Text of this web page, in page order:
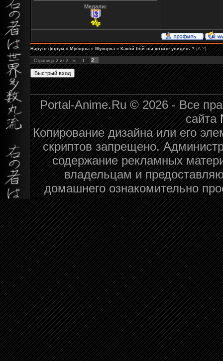
Медали:
Наруто форум » Мусорка » Мусорка » Какой бой вы хотите увидеть ? (А ?)
Страница 2 из 2 « 1 2
Portal-Anime.Ru © 2026 - Все
сайта
Копирование дизайна или его
скриптов запрещено.
содержание рекламных
владельцам и
домашнего ознакомительно